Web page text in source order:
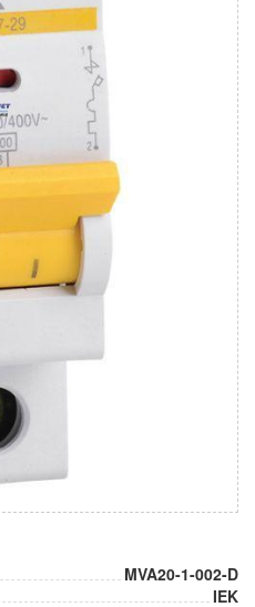
MVA20-1-002-D
IEK